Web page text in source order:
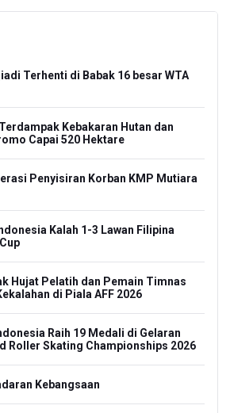
Terhenti di Babak 16 besar WTA
Kebakaran Hutan dan
Capai 520 Hektare
Penyisiran Korban KMP Mutiara
Kalah 1-3 Lawan Filipina
Hujat Pelatih dan Pemain Timnas
di Piala AFF 2026
Raih 19 Medali di Gelaran
Roller Skating Championships 2026
Kebangsaan